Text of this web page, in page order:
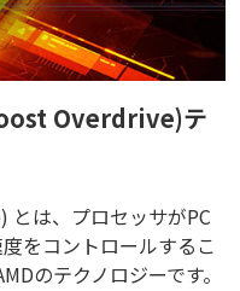
Overdrive)テ
は、プロセッサがPC
をコントロールするこ
のテクノロジーです。